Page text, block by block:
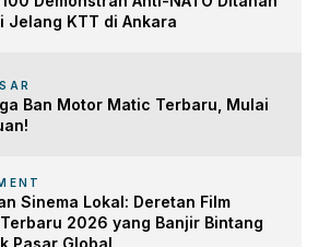
Jelang KTT di Ankara
Ban Motor Matic Terbaru, Mulai
Sinema Lokal: Deretan Film
2026 yang Banjir Bintang